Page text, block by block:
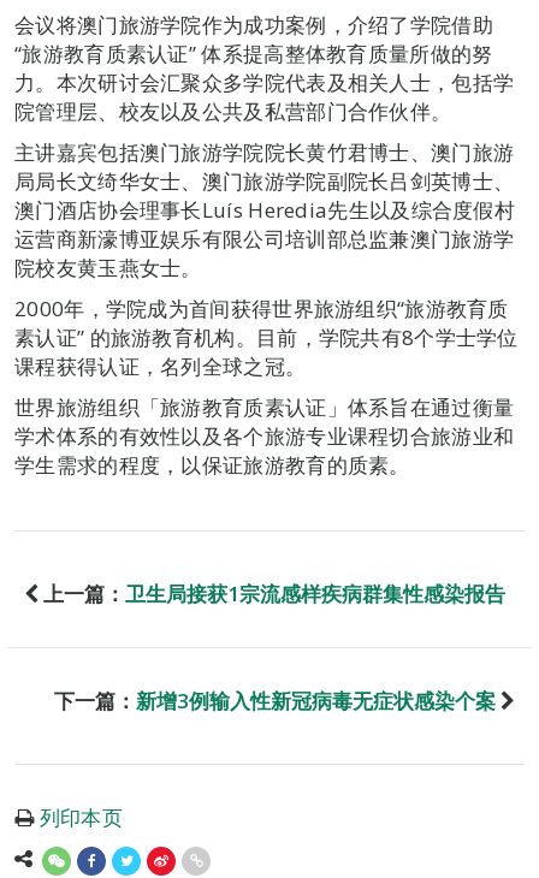
会议将澳门旅游学院作为成功案例，介绍了学院借助
“旅游教育质素认证” 体系提高整体教育质量所做的努
力。本次研讨会汇聚众多学院代表及相关人士，包括学
院管理层、校友以及公共及私营部门合作伙伴。
主讲嘉宾包括澳门旅游学院院长黄竹君博士、澳门旅游
局局长文绮华女士、澳门旅游学院副院长吕剑英博士、
澳门酒店协会理事长Luís Heredia先生以及综合度假村
运营商新濠博亚娱乐有限公司培训部总监兼澳门旅游学
院校友黄玉燕女士。
2000年，学院成为首间获得世界旅游组织“旅游教育质
素认证” 的旅游教育机构。目前，学院共有8个学士学位
课程获得认证，名列全球之冠。
世界旅游组织「旅游教育质素认证」体系旨在通过衡量
学术体系的有效性以及各个旅游专业课程切合旅游业和
学生需求的程度，以保证旅游教育的质素。
上一篇： 卫生局接获1宗流感样疾病群集性感染报告
下一篇： 新增3例输入性新冠病毒无症状感染个案
列印本页